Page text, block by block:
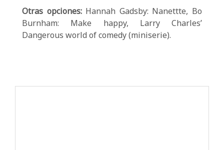
Otras opciones:Hannah Gadsby: Nanettte, Bo
Burnham: Make happy, Larry Charles’
Dangerous world of comedy (miniserie).